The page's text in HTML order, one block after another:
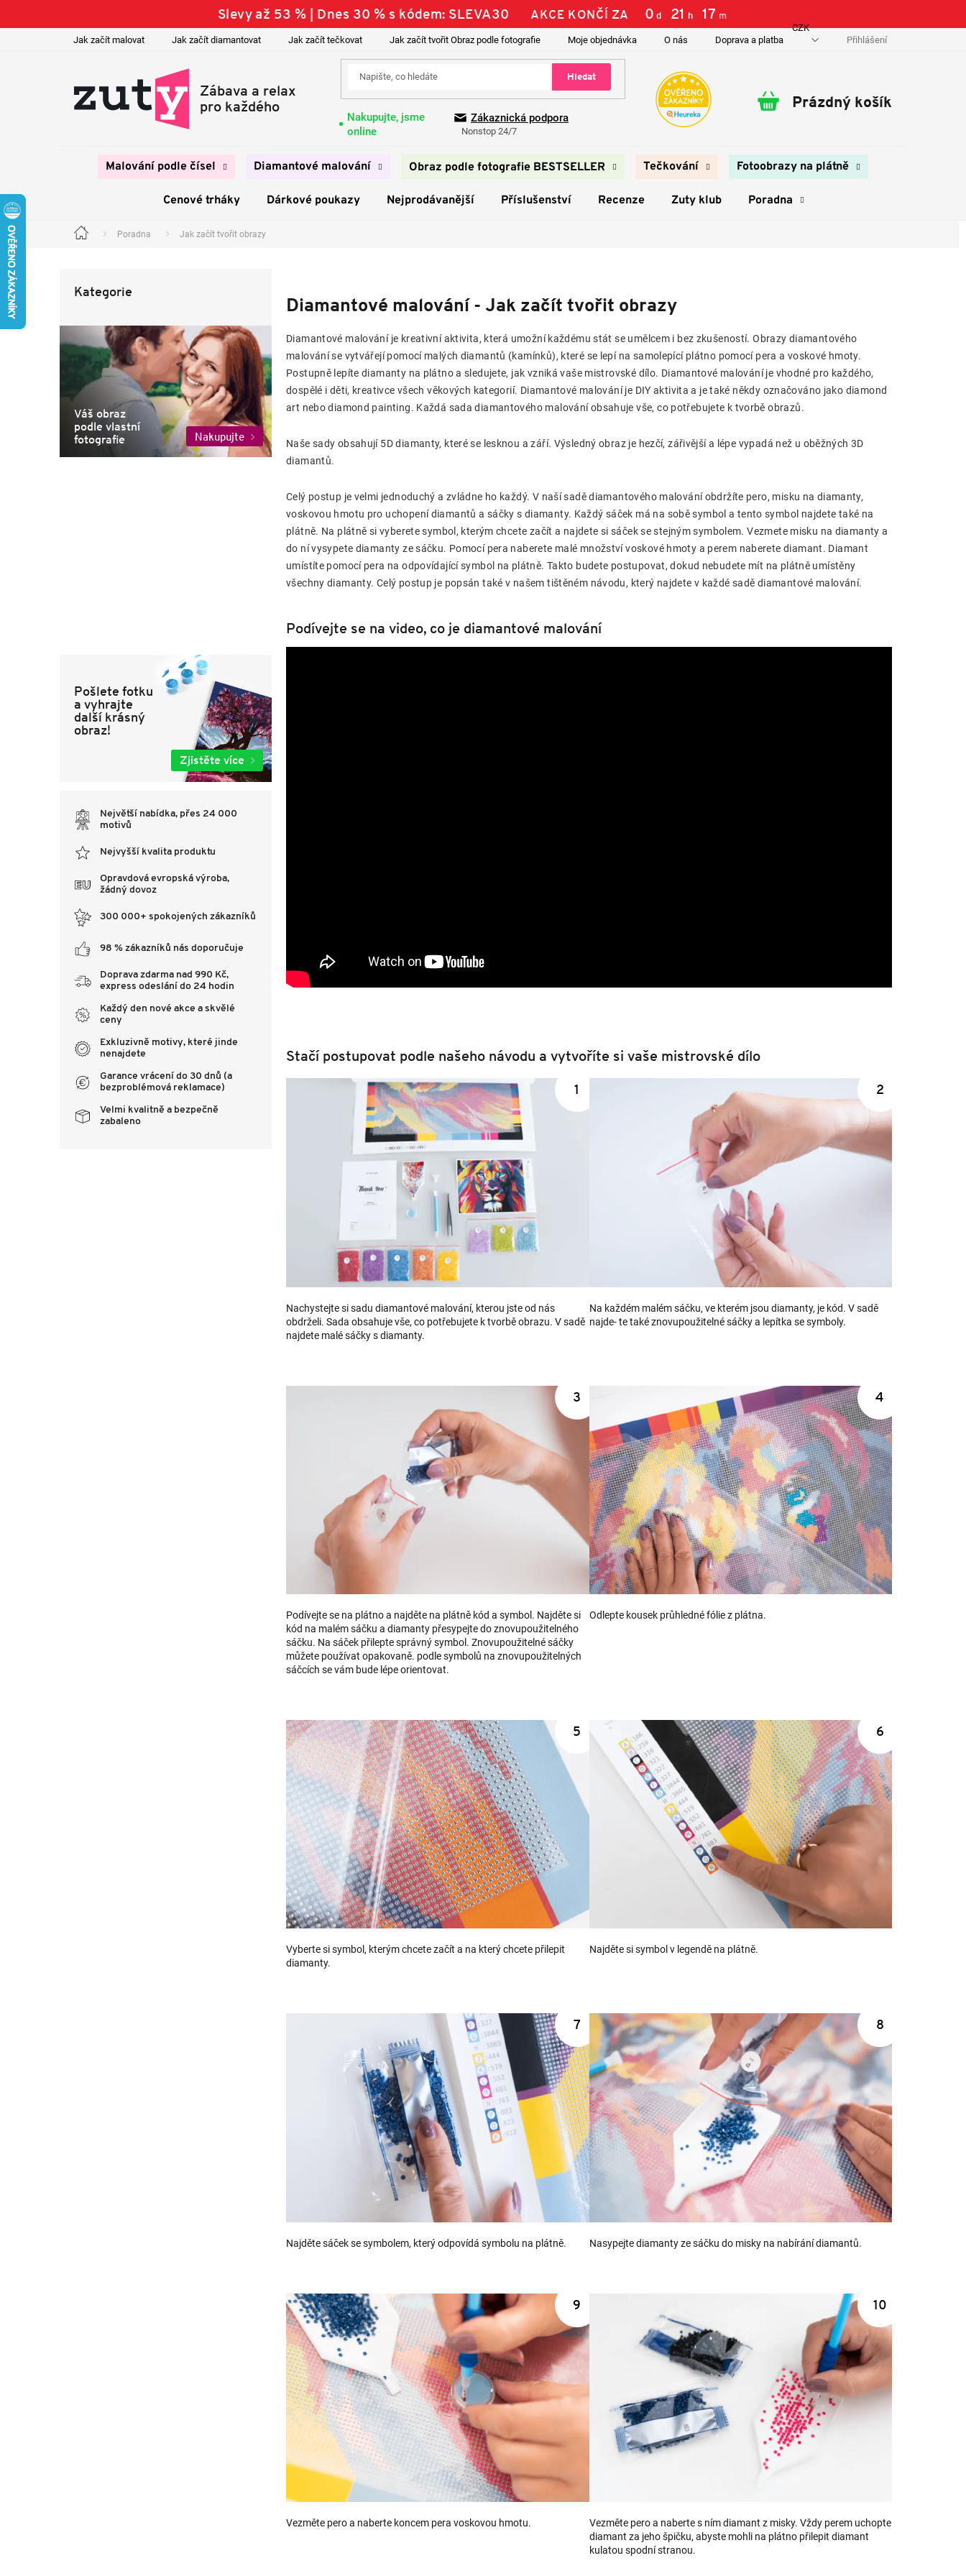
Slevy až 53 % | Dnes 30 % s kódem: SLEVA30 AKCE KONČÍ ZA 0 d 21 h 17 m
Jak začít malovat Jak začít diamantovat Jak začít tečkovat Jak začít tvořit Obraz podle fotografie Moje objednávka O nás Doprava a platba Kontakty
CZK
Přihlášení
Hledat
Nakupujte, jsme
online
Zákaznická podpora
Nonstop 24/7
Nákupní
Prázdný košík
Malování podle čísel Diamantové malování Obraz podle fotografie BESTSELLER Tečkování Fotoobrazy na plátně
Cenové trháky Dárkové poukazy Nejprodávanější Příslušenství Recenze Zuty klub Poradna
Domů Poradna Jak začít tvořit obrazy
n
p
l
kategorie
Kategorie
Váš obraz
podle vlastní
fotografie
Nakupujte
Pošlete fotku
a vyhrajte
další krásný
obraz!
Zjistěte více
Největší nabídka, přes 24 000
motivů
Nejvyšší kvalita produktu
Opravdová evropská výroba,
žádný dovoz
300 000+ spokojených zákazníků
98 % zákazníků nás doporučuje
Doprava zdarma nad 990 Kč,
express odeslání do 24 hodin
Každý den nové akce a skvělé
ceny
Exkluzivně motivy, které jinde
nenajdete
Garance vrácení do 30 dnů (a
bezproblémová reklamace)
Velmi kvalitně a bezpečně
zabaleno
Diamantové malování - Jak začít tvořit obrazy
Diamantové malování je kreativní aktivita, která umožní každému stát se umělcem i bez zkušeností. Obrazy diamantového
malování se vytvářejí pomocí malých diamantů (kamínků), které se lepí na samolepící plátno pomocí pera a voskové hmoty.
Postupně lepíte diamanty na plátno a sledujete, jak vzniká vaše mistrovské dílo. Diamantové malování je vhodné pro každého,
dospělé i děti, kreativce všech věkových kategorií. Diamantové malování je DIY aktivita a je také někdy označováno jako diamond
art nebo diamond painting. Každá sada diamantového malování obsahuje vše, co potřebujete k tvorbě obrazů.
Naše sady obsahují 5D diamanty, které se lesknou a září. Výsledný obraz je hezčí, zářivější a lépe vypadá než u oběžných 3D
diamantů.
Celý postup je velmi jednoduchý a zvládne ho každý. V naší sadě diamantového malování obdržíte pero, misku na diamanty,
voskovou hmotu pro uchopení diamantů a sáčky s diamanty. Každý sáček má na sobě symbol a tento symbol najdete také na
plátně. Na plátně si vyberete symbol, kterým chcete začít a najdete si sáček se stejným symbolem. Vezmete misku na diamanty a
do ní vysypete diamanty ze sáčku. Pomocí pera naberete malé množství voskové hmoty a perem naberete diamant. Diamant
umístíte pomocí pera na odpovídající symbol na plátně. Takto budete postupovat, dokud nebudete mít na plátně umístěny
všechny diamanty. Celý postup je popsán také v našem tištěném návodu, který najdete v každé sadě diamantové malování.
Podívejte se na video, co je diamantové malování
Stačí postupovat podle našeho návodu a vytvoříte si vaše mistrovské dílo
Nachystejte si sadu diamantové malování, kterou jste od nás
obdrželi. Sada obsahuje vše, co potřebujete k tvorbě obrazu. V sadě
najdete malé sáčky s diamanty.
Na každém malém sáčku, ve kterém jsou diamanty, je kód. V sadě
najde- te také znovupoužitelné sáčky a lepítka se symboly.
Podívejte se na plátno a najděte na plátně kód a symbol. Najděte si
kód na malém sáčku a diamanty přesypejte do znovupoužitelného
sáčku. Na sáček přilepte správný symbol. Znovupoužitelné sáčky
můžete používat opakovaně. podle symbolů na znovupoužitelných
sáčcích se vám bude lépe orientovat.
Odlepte kousek průhledné fólie z plátna.
Vyberte si symbol, kterým chcete začít a na který chcete přilepit
diamanty.
Najděte si symbol v legendě na plátně.
Najděte sáček se symbolem, který odpovídá symbolu na plátně. Nasypejte diamanty ze sáčku do misky na nabírání diamantů.
Vezměte pero a naberte koncem pera voskovou hmotu.
Vezměte pero a naberte s ním diamant z misky. Vždy perem uchopte
diamant za jeho špičku, abyste mohli na plátno přilepit diamant
kulatou spodní stranou.